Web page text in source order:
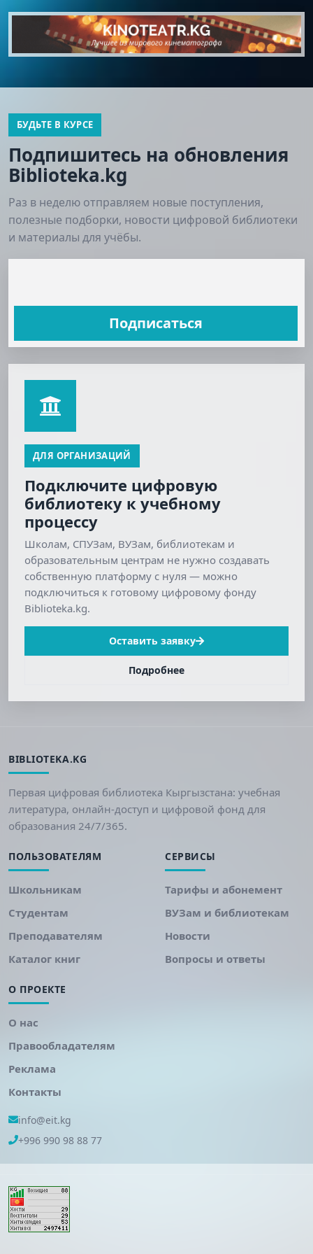
БУДЬТЕ В КУРСЕ
Подпишитесь на обновления
Biblioteka.kg
Раз в неделю отправляем новые поступления,
полезные подборки, новости цифровой библиотеки
и материалы для учёбы.
Подписаться
ДЛЯ ОРГАНИЗАЦИЙ
Подключите цифровую
библиотеку к учебному
процессу
Школам, СПУЗам, ВУЗам, библиотекам и
образовательным центрам не нужно создавать
собственную платформу с нуля — можно
подключиться к готовому цифровому фонду
Biblioteka.kg.
Оставить заявку
Подробнее
BIBLIOTEKA.KG
Первая цифровая библиотека Кыргызстана: учебная
литература, онлайн-доступ и цифровой фонд для
образования 24/7/365.
ПОЛЬЗОВАТЕЛЯМ
Школьникам
Студентам
Преподавателям
Каталог книг
СЕРВИСЫ
Тарифы и абонемент
ВУЗам и библиотекам
Новости
Вопросы и ответы
О ПРОЕКТЕ
О нас
Правообладателям
Реклама
Контакты
info@eit.kg
+996 990 98 88 77